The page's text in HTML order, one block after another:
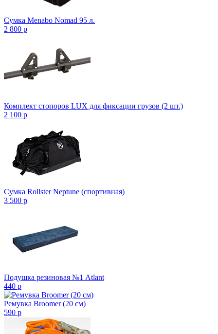
Сумка Menabo Nomad 95 л.
2 800 p
Комплект стопоров LUX для фиксации грузов (2 шт.)
2 100 p
Сумка Rollster Neptune (спортивная)
3 500 p
Подушка резиновая №1 Atlant
440 p
Ремувка Broomer (20 см)
590 p